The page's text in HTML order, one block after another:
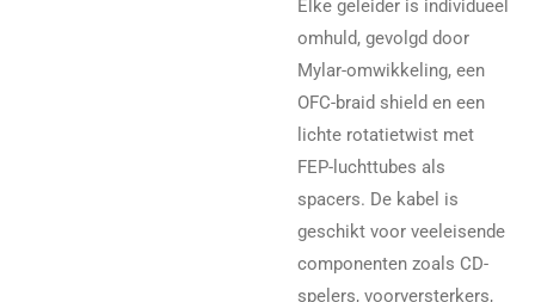
Elke geleider is individueel
omhuld, gevolgd door
Mylar-omwikkeling, een
OFC-braid shield en een
lichte rotatietwist met
FEP-luchttubes als
spacers. De kabel is
geschikt voor veeleisende
componenten zoals CD-
spelers, voorversterkers,